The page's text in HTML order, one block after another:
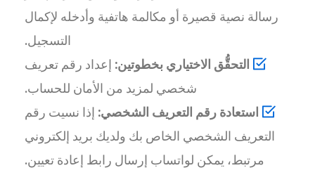
رسالة نصية قصيرة أو مكالمة هاتفية وأدخله لإكمال
التسجيل.
التحقُّق الاختياري بخطوتين: إعداد رقم تعريف
شخصي لمزيد من الأمان للحساب.
استعادة رقم التعريف الشخصي: إذا نسيت رقم
التعريف الشخصي الخاص بك ولديك بريد إلكتروني
مرتبط، يمكن لواتساب إرسال رابط إعادة تعيين.